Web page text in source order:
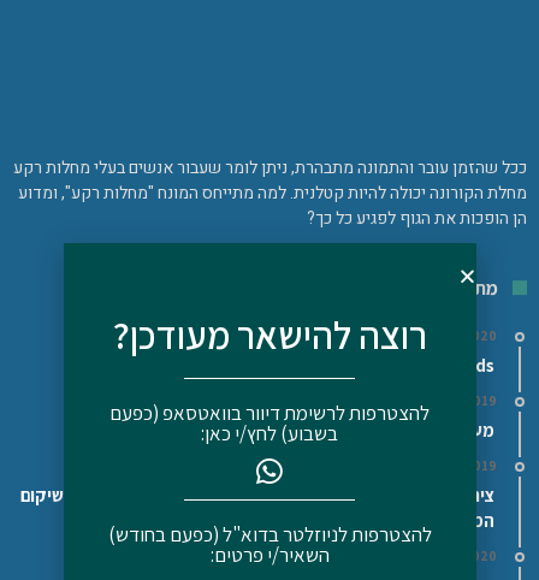
ככל שהזמן עובר והתמונה מתבהרת, ניתן לומר שעבור אנשים בעלי מחלות רקע
מחלת הקורונה יכולה להיות קטלנית. למה מתייחס המונח "מחלות רקע", ומדוע
הן הופכות את הגוף לפגיע כל כך?
מתכונים
16/02/2020
Superfoods/מזונות על – האם כדאי לצרוך אותם?
29/11/2019
מעדן גבינה ושמן פשתן/המפ (על פי דר' בודוויג)
11/12/2019
ציר עצם בקר/עוף ביתי – Bone broth – המזון הטוב ביותר לשיקום
המעיים
16/02/2020
רוצה להישאר מעודכן?
להצטרפות לרשימת דיוור בוואטסאפ (כפעם
בשבוע) לחץ/י כאן:
להצטרפות לניוזלטר בדוא"ל (כפעם בחודש)
השאיר/י פרטים: